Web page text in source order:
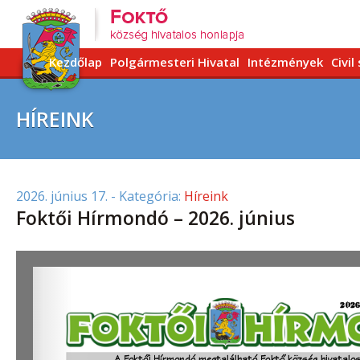
Kezdőlap Polgármesteri Hivatal Intézmények Civil
HÍREINK
2026. június 17. - Kategória: Híreink
Foktői Hírmondó – 2026. június